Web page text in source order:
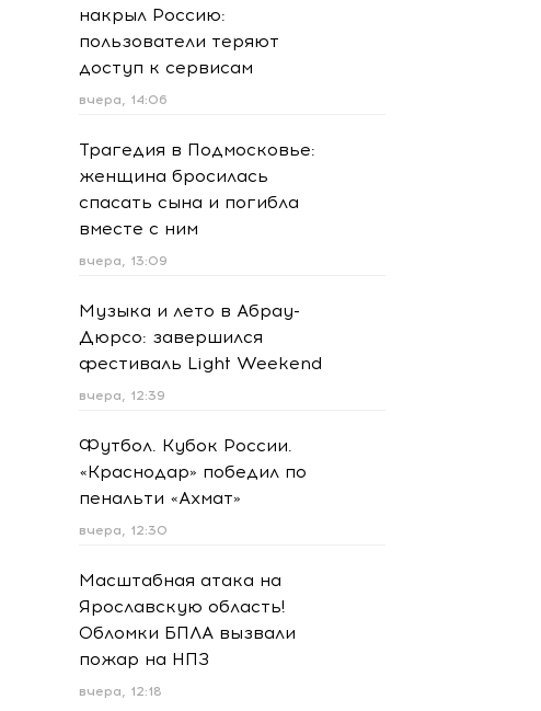
накрыл Россию:
пользователи теряют
доступ к сервисам
вчера, 14:06
Трагедия в Подмосковье:
женщина бросилась
спасать сына и погибла
вместе с ним
вчера, 13:09
Музыка и лето в Абрау-
Дюрсо: завершился
фестиваль Light Weekend
вчера, 12:39
Футбол. Кубок России.
«Краснодар» победил по
пенальти «Ахмат»
вчера, 12:30
Масштабная атака на
Ярославскую область!
Обломки БПЛА вызвали
пожар на НПЗ
вчера, 12:18